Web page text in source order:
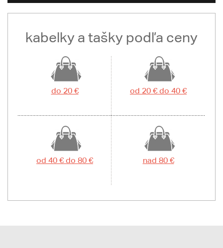
kabelky a tašky podľa ceny
do 20 € od 20 € do 40 €
od 40 € do 80 € nad 80 €